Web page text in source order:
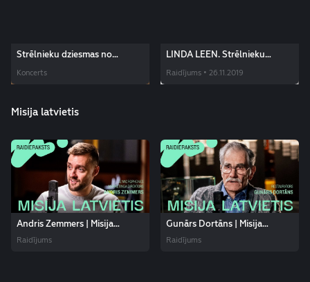
Strēlnieku dziesmas no
Dvēseļu putenī"
Koncerts
LINDA LEEN. Strēlnieku
Raidījums • 26.11.2019
Misija latvietis
Andris Zemmers | Misija
latvietis
Raidījums
Gunārs Dortāns | Misija
latvietis
Raidījums